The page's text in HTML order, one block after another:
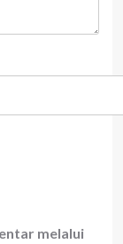
melalui